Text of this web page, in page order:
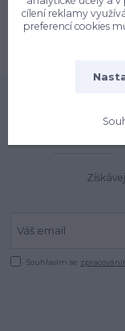
Termoizolační
Souhlasím se
cílení reklamy
preferencí cookies